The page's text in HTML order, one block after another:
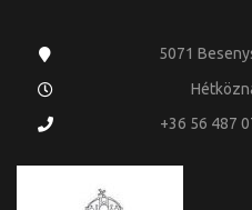
5071
+36 56 487